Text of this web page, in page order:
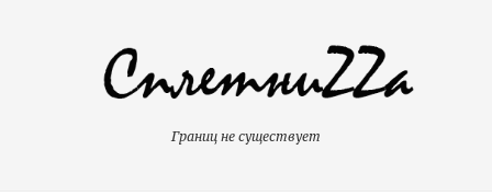
Границ не существует